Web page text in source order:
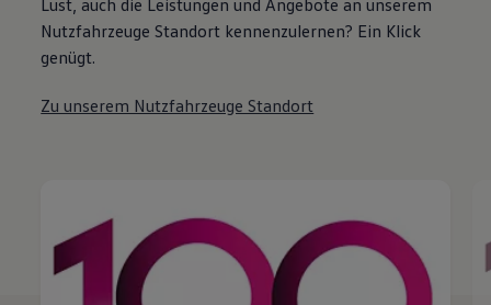
Nutzfahrzeuge Standort kennenzulernen? Ein Klick
genügt.
Zu unserem Nutzfahrzeuge Standort